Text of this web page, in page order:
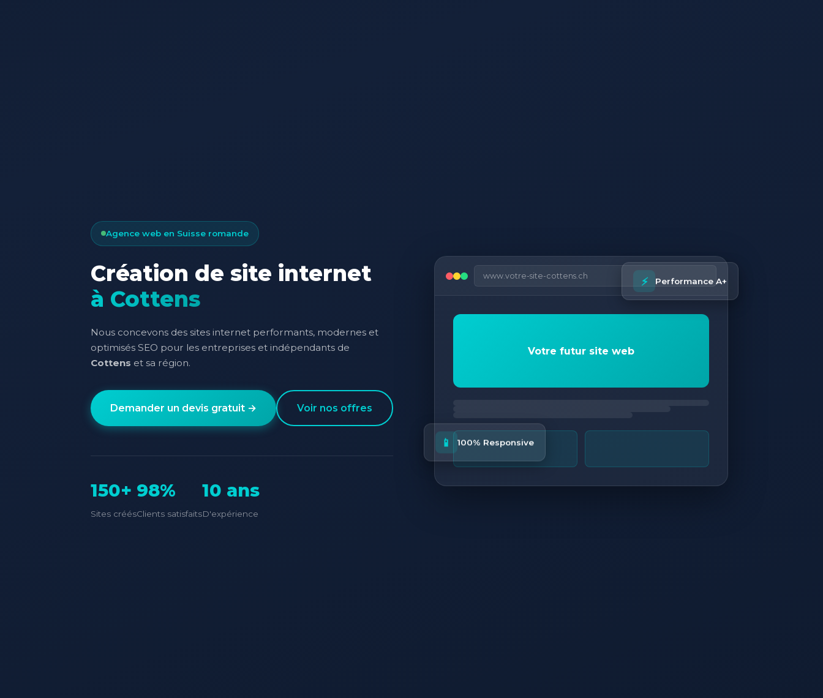
Agence web en Suisse romande
Création de site internet
à Cottens
Nous concevons des sites internet performants, modernes et
optimisés SEO pour les entreprises et indépendants de
Cottens et sa région.
Demander un devis gratuit → Voir nos offres
150+
Sites créés
98%
Clients satisfaits
10 ans
D'expérience
www.votre-site-cottens.ch
Votre futur site web
⚡ Performance A+
📱 100% Responsive